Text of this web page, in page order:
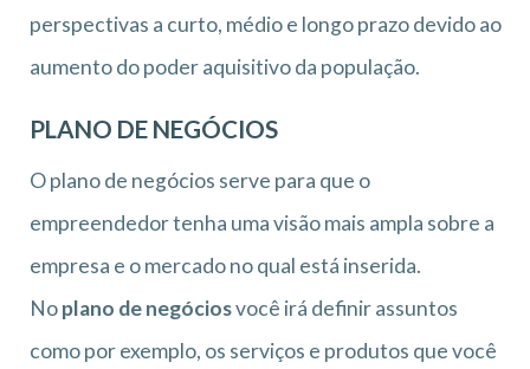
perspectivas a curto, médio e longo prazo devido ao
aumento do poder aquisitivo da população.
PLANO DE NEGÓCIOS
O plano de negócios serve para que o
empreendedor tenha uma visão mais ampla sobre a
empresa e o mercado no qual está inserida.
Noplano de negóciosvocê irá definir assuntos
como por exemplo, os serviços e produtos que você